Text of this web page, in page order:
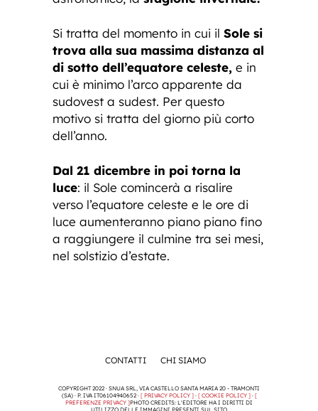
Si tratta del momento in cui il Sole si
trova alla sua massima distanza al
di sotto dell’equatore celeste, e in
cui è minimo l’arco apparente da
sudovest a sudest. Per questo
motivo si tratta del giorno più corto
dell’anno.
Dal 21 dicembre in poi torna la
luce: il Sole comincerà a risalire
verso l’equatore celeste e le ore di
luce aumenteranno piano piano fino
a raggiungere il culmine tra sei mesi,
nel solstizio d’estate.
CONTATTI CHI SIAMO
COPYRIGHT 2022 · SNUA SRL, VIA CASTELLO SANTA MARIA 20 - TRAMONTI
(SA) · P. IVA IT06104940652 · [ PRIVACY POLICY ]· [ COOKIE POLICY ]· [
PREFERENZE PRIVACY ]PHOTO CREDITS: L'EDITORE HA I DIRITTI DI
UTILIZZO DELLE IMMAGINI PRESENTI SUL SITO